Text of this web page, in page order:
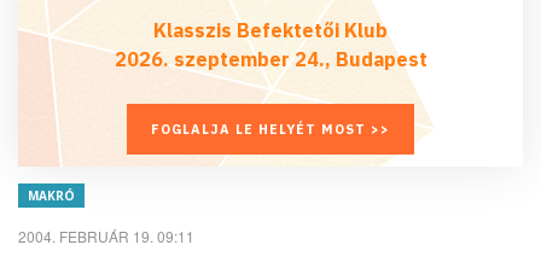
Klasszis Befektetői Klub
2026. szeptember 24., Budapest
FOGLALJA LE HELYÉT MOST >>
MAKRÓ
2004. FEBRUÁR 19. 09:11